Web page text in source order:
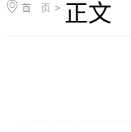
首 页 > 正文